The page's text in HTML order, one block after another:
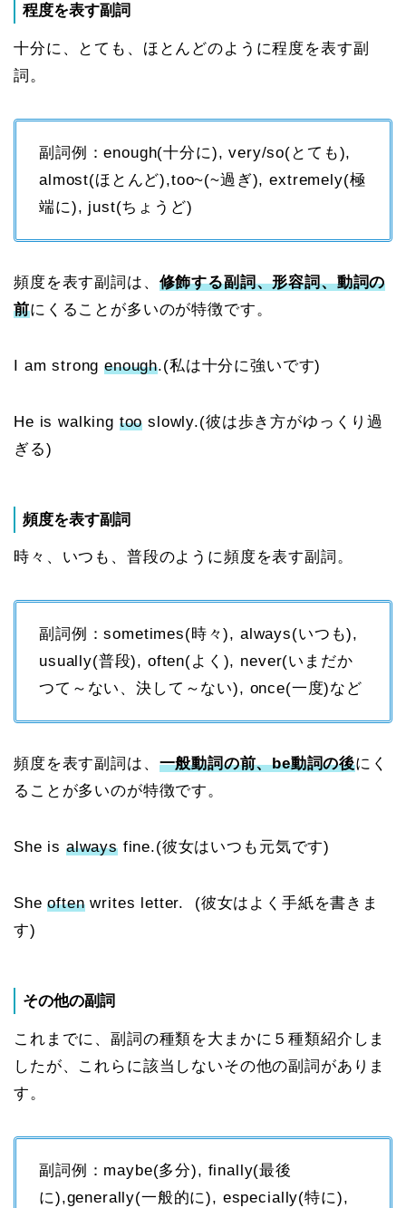
程度を表す副詞
十分に、とても、ほとんどのように程度を表す副
詞。
副詞例：enough(十分に), very/so(とても),
almost(ほとんど),too~(~過ぎ), extremely(極
端に), just(ちょうど)
頻度を表す副詞は、 修飾する副詞、形容詞、動詞の
前にくることが多いのが特徴です。
I am strongenough.(私は十分に強いです)
He is walking too slowly.(彼は歩き方がゆっくり過
ぎる)
頻度を表す副詞
時々、いつも、普段のように頻度を表す副詞。
副詞例：sometimes(時々), always(いつも),
usually(普段), often(よく), never(いまだか
つて～ない、決して～ない), once(一度)など
頻度を表す副詞は、 一般動詞の前、be動詞の後にく
ることが多いのが特徴です。
She is alwaysfine.(彼女はいつも元気です)
Sheoftenwrites letter. (彼女はよく手紙を書きま
す)
その他の副詞
これまでに、副詞の種類を大まかに５種類紹介しま
したが、これらに該当しないその他の副詞がありま
す。
副詞例：maybe(多分), finally(最後
に),generally(一般的に), especially(特に),